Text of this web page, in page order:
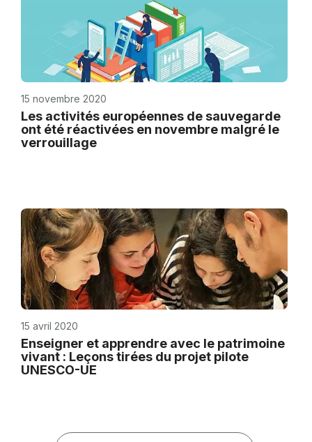
15 novembre 2020
Les activités européennes de sauvegarde
ont été réactivées en novembre malgré le
verrouillage
15 avril 2020
Enseigner et apprendre avec le patrimoine
vivant : Leçons tirées du projet pilote
UNESCO-UE